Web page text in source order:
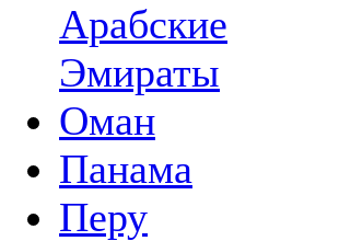
Арабские
Эмираты
Оман
Панама
Перу